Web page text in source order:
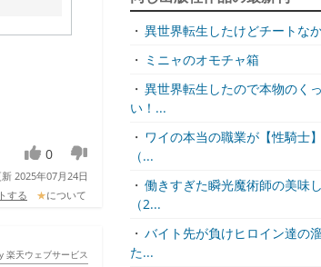
0
2025年07月24日
する ★について
楽天ウェブサービス
・ 異世界転生したけどチートなか
・ ミニャのオモチャ箱
・ 異世界転生したので本物のく
い！...
・ ワイの本当の職業が【性騎士
（...
・ 働きすぎた瞬光魔術師の美味
（2...
・ バイト先が負けヒロイン達の
た...